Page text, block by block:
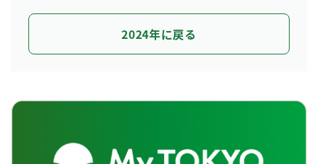
2024年に戻る